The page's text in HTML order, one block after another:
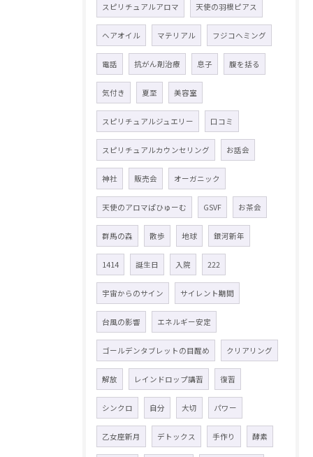
スピリチュアルアロマ 天使の羽根ピアス
ヘアオイル マテリアル フジコヘミング
電話 抗がん剤治療 息子 腹を括る
気付き 夏至 美容室
スピリチュアルジュエリー 口コミ
スピリチュアルカウンセリング お話会
神社 販売会 オーガニック
天使のアロマぱひゅーむ GSVF お茶会
群馬の森 散歩 地球 銀河新年
1414 誕生日 入院 222
宇宙からのサイン サイレント期間
台風の影響 エネルギー安定
ゴールデンタブレットの目醒め クリアリング
解放 レインドロップ講習 復習
シンクロ 自分 大切 パワー
乙女座新月 デトックス 手作り 酵素